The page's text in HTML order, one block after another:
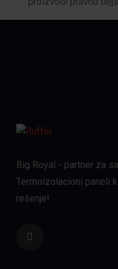
Big Royal - partner za
Termoizolacioni paneli
rešenje!